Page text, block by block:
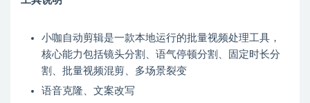
小咖自动剪辑是一款本地运行的批量视频处理工具，
核心能力包括镜头分割、语气停顿分割、固定时长分
割、批量视频混剪、多场景裂变
语音克隆、文案改写